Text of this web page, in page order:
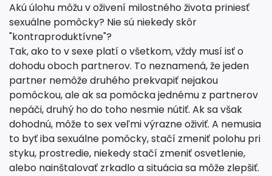
Akú úlohu môžu v oživení milostného života priniesť
sexuálne pomôcky? Nie sú niekedy skôr
"kontraproduktívne"?
Tak, ako to v sexe platí o všetkom, vždy musí isť o
dohodu oboch partnerov. To neznamená, že jeden
partner nemôže druhého prekvapiť nejakou
pomôckou, ale ak sa pomôcka jednému z partnerov
nepáči, druhý ho do toho nesmie nútiť. Ak sa však
dohodnú, môže to sex veľmi výrazne oživiť. A nemusia
to byť iba sexuálne pomôcky, stačí zmeniť polohu pri
styku, prostredie, niekedy stačí zmeniť osvetlenie,
alebo nainštalovať zrkadlo a situácia sa môže zlepšiť.